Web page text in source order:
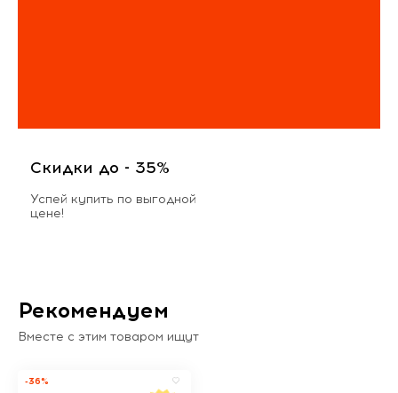
Скидки до - 35%
Успей купить по выгодной
цене!
Рекомендуем
Вместе с этим товаром ищут
-36%